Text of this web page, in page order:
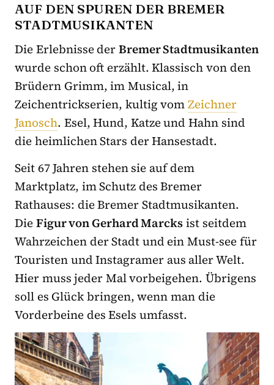
AUF DEN SPUREN DER BREMER
STADTMUSIKANTEN
Die Erlebnisse derBremer Stadtmusikanten
wurde schon oft erzählt. Klassisch von den
Brüdern Grimm, im Musical, in
Zeichentrickserien, kultig vomZeichner
Janosch. Esel, Hund, Katze und Hahn sind
die heimlichen Stars der Hansestadt.
Seit 67 Jahren stehen sie auf dem
Marktplatz, im Schutz des Bremer
Rathauses: die Bremer Stadtmusikanten.
DieFigur von Gerhard Marcksist seitdem
Wahrzeichen der Stadt und ein Must-see für
Touristen und Instagramer aus aller Welt.
Hier muss jeder Mal vorbeigehen. Übrigens
soll es Glück bringen, wenn man die
Vorderbeine des Esels umfasst.